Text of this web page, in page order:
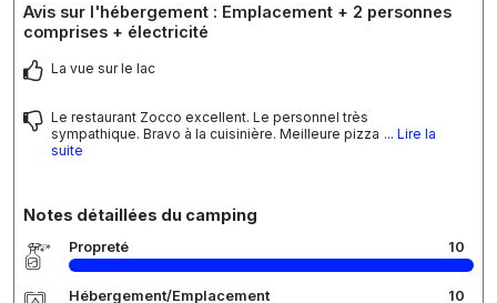
Avis sur l'hébergement : Emplacement + 2 personnes
comprises + électricité
La vue sur le lac
Le restaurant Zocco excellent. Le personnel très
sympathique. Bravo à la cuisinière. Meilleure pizza ... Lire la
suite
Notes détaillées du camping
Propreté 10
Hébergement/Emplacement 10